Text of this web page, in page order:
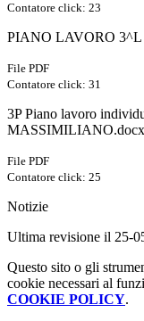
Contatore click: 23
PIANO LAVORO 3^L
File PDF
Contatore click: 31
3P Piano lavoro
File PDF
Contatore click: 25
Notizie
Ultima revisione il 25-
Questo sito o gli
cookie necessari al
COOKIE POLICY.